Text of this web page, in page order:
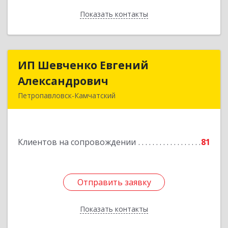
Показать контакты
Назад
ИП Шевченко Евгений
Александрович
Петропавловск-Камчатский
Клиентов на сопровождении 81
Отправить заявку
Показать контакты
ИП Шевченко Евгений
Отправить заявку
Назад